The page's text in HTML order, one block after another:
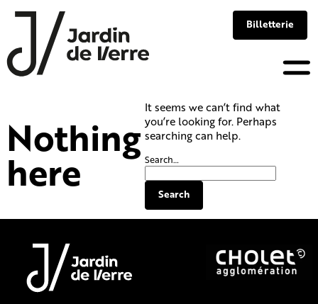
Billetterie
Nothing
here
It seems we can’t find what
you’re looking for. Perhaps
searching can help.
Search…